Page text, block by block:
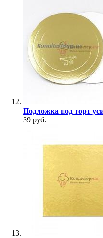
Подложка под торт
39 руб.